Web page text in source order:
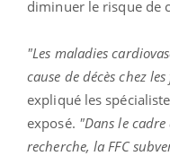
diminuer le risque de
"Les maladies
cause de décès chez
expliqué les
exposé. "Dans le
recherche, la FFC